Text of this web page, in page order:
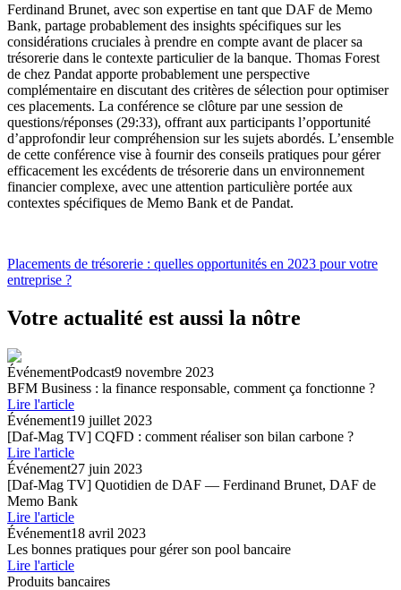
Ferdinand Brunet, avec son expertise en tant que DAF de Memo
Bank, partage probablement des insights spécifiques sur les
considérations cruciales à prendre en compte avant de placer sa
trésorerie dans le contexte particulier de la banque. Thomas Forest
de chez Pandat apporte probablement une perspective
complémentaire en discutant des critères de sélection pour optimiser
ces placements. La conférence se clôture par une session de
questions/réponses (29:33), offrant aux participants l’opportunité
d’approfondir leur compréhension sur les sujets abordés. L’ensemble
de cette conférence vise à fournir des conseils pratiques pour gérer
efficacement les excédents de trésorerie dans un environnement
financier complexe, avec une attention particulière portée aux
contextes spécifiques de Memo Bank et de Pandat.
Placements de trésorerie : quelles opportunités en 2023 pour votre
entreprise ?
Votre actualité est aussi la nôtre
ÉvénementPodcast9 novembre 2023
BFM Business : la finance responsable, comment ça fonctionne ?
Lire l'article
Événement19 juillet 2023
[Daf-Mag TV] CQFD : comment réaliser son bilan carbone ?
Lire l'article
Événement27 juin 2023
[Daf-Mag TV] Quotidien de DAF — Ferdinand Brunet, DAF de
Memo Bank
Lire l'article
Événement18 avril 2023
Les bonnes pratiques pour gérer son pool bancaire
Lire l'article
Produits bancaires